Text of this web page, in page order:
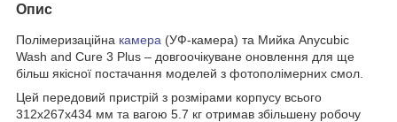
Опис
Полімеризаційна камера (УФ-камера) та Мийка Anycubic
Wash and Cure 3 Plus – довгоочікуване оновлення для ще
більш якісної постачання моделей з фотополімерних смол.
Цей передовий пристрій з розмірами корпусу всього
312х267х434 мм та вагою 5.7 кг отримав збільшену робочу